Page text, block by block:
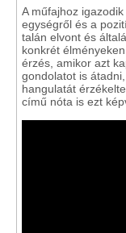
A műfajhoz
egységről és a
talán elvont és
konkrét
érzés, amikor azt
gondolatot is
hangulatát
című nóta is ezt